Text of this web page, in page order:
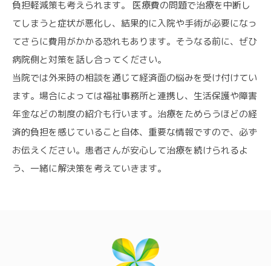
負担軽減策も考えられます。 医療費の問題で治療を中断し
てしまうと症状が悪化し、結果的に入院や手術が必要になっ
てさらに費用がかかる恐れもあります。そうなる前に、ぜひ
病院側と対策を話し合ってください。
当院では外来時の相談を通じて経済面の悩みを受け付けてい
ます。場合によっては福祉事務所と連携し、生活保護や障害
年金などの制度の紹介も行います。治療をためらうほどの経
済的負担を感じていること自体、重要な情報ですので、必ず
お伝えください。患者さんが安心して治療を続けられるよ
う、一緒に解決策を考えていきます。